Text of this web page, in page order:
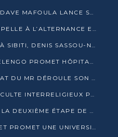
PRÉSIDENTIELLE 2026 : DAVE MAFOULA LANCE SA « VAGUE DU NOUVEAU DÉPART » À IMPFONDO
OYO : DESTIN GAVET APPELLE À L’ALTERNANCE ET À LA RESPONSABILITÉ DE LA JEUNESSE
PRÉSIDENTIELLE 2026 : À SIBITI, DENIS SASSOU-N’GUESSO PARIE SUR LES RESSOURCES DE LA LEKOUMOU
À EWO, DESTIN GAVET ELENGO PROMET HÔPITAL, CHEMIN DE FER ET AUDIT DES FINANCES PUBLIQUES
À OWANDO, LE CANDIDAT DU MR DÉROULE SON PROGRAMME DE “CHANGEMENT”
PRÉSIDENTIELLE 2026 : CULTE INTERRELIGIEUX POUR LA PAIX À OUENZÉ
DOLISIE EN BLEU POUR LA DEUXIÈME ÉTAPE DE CAMPAGNE DE DSN
À OUESSO, DESTIN GAVET PROMET UNE UNIVERSITÉ POUR LA SANGHA